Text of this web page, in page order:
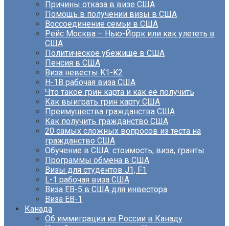
Причины отказа в визе США
Помощь в получении визы в США
Воссоединение семьи в США
Рейс Москва – Нью-Йорк или как улететь в
США
Политическое убежище в США
Пенсия в США
Виза невесты K1-K2
H-1B рабочая виза США
Что такое грин карта и как её получить
Как выиграть грин карту США
Преимущества гражданства США
Как получить гражданство США
20 самых сложных вопросов из теста на
гражданство США
Обучение в США: стоимость, виза, гранты
Программы обмена в США
Визы для студентов J1, F1
L-1 рабочая виза США
Виза EB-5 в США для инвестора
Виза ЕВ-1
Канада
Об иммиграции из России в Канаду